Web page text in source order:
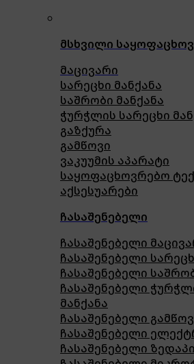
მსხვილი
მაცივარი
სარეცხი მანქანა
საშრობი მანქანა
ჭურჭლის სარეცხი
გაზქურა
გამწოვი
ვაკუუმის აპარატი
საყოფაცხოვრებო
აქსესუარები
ჩასაშენებელი
ჩასაშენებელი
ჩასაშენებელი
ჩასაშენებელი
ჩასაშენებელი
მანქანა
ჩასაშენებელი
ჩასაშენებელი
ჩასაშენებელი